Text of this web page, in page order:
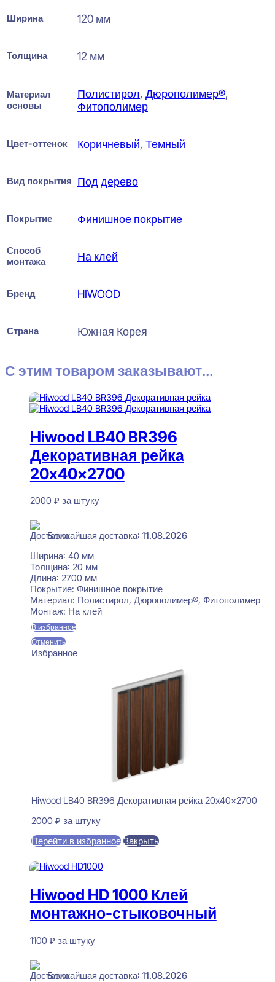
Ширина 120 мм
Толщина 12 мм
Материал
основы
Полистирол, Дюрополимер®,
Фитополимер
Цвет-оттенок Коричневый, Темный
Вид покрытия Под дерево
Покрытие Финишное покрытие
Способ
монтажа
На клей
Бренд HIWOOD
Страна Южная Корея
С этим товаром заказывают...
Hiwood LB40 BR396
Декоративная рейка
20x40x2700
2000 ₽ за штуку
Ближайшая доставка: 11.08.2026
Ширина: 40 мм
Толщина: 20 мм
Длина: 2700 мм
Покрытие: Финишное покрытие
Материал: Полистирол, Дюрополимер®, Фитополимер
Монтаж: На клей
В избранное
Отменить
Избранное
Hiwood LB40 BR396 Декоративная рейка 20x40x2700
2000 ₽ за штуку
Перейти в избранное Закрыть
Hiwood HD 1000 Клей
монтажно-стыковочный
1100 ₽ за штуку
Ближайшая доставка: 11.08.2026